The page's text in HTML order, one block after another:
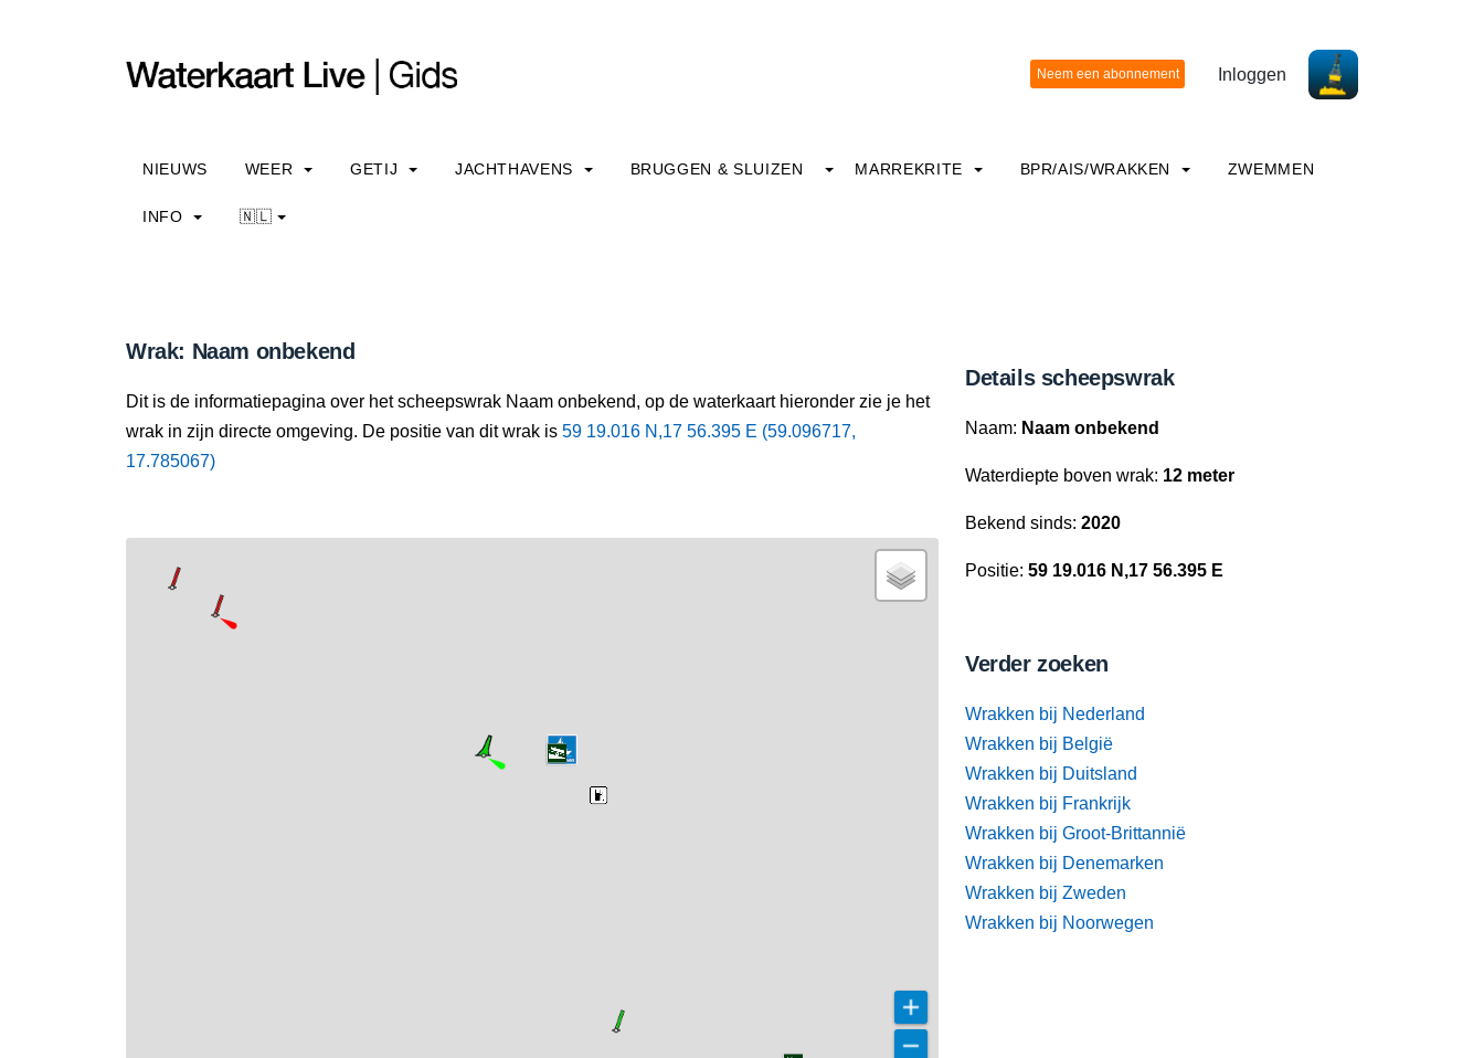
Inloggen
NIEUWS WEER GETIJ JACHTHAVENS BRUGGEN & SLUIZEN MARREKRITE BPR/AIS/WRAKKEN ZWEMMEN
INFO 🇳🇱
Wrak: Naam onbekend
Dit is de informatiepagina over het scheepswrak Naam onbekend, op de waterkaart hieronder zie je het
wrak in zijn directe omgeving. De positie van dit wrak is 59 19.016 N,17 56.395 E (59.096717,
17.785067)
Details scheepswrak
Naam: Naam onbekend
Waterdiepte boven wrak: 12 meter
Bekend sinds: 2020
Positie: 59 19.016 N,17 56.395 E
Verder zoeken
Wrakken bij Nederland
Wrakken bij België
Wrakken bij Duitsland
Wrakken bij Frankrijk
Wrakken bij Groot-Brittannië
Wrakken bij Denemarken
Wrakken bij Zweden
Wrakken bij Noorwegen